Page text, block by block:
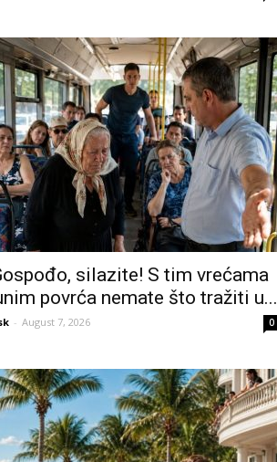
silazite! S tim vrećama
povrća nemate što tražiti u...
- August 7, 2026 0